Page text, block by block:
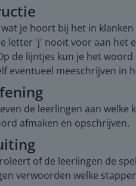
je hoort bij het in
letter 'j' nooit voor aan het
de lijntjes kun je het
eventueel meeschrijven in
de leerlingen aan
afmaken en opschrijven.
of de leerlingen de
verwoorden welke